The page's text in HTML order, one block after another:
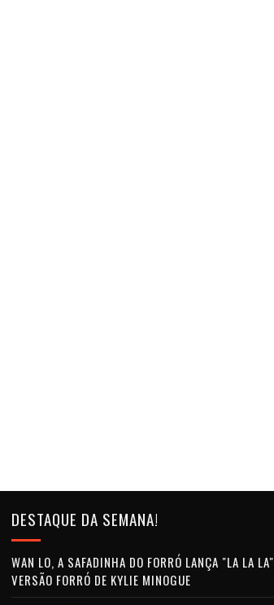
DESTAQUE DA SEMANA!
WAN LO, A SAFADINHA DO FORRÓ LANÇA "LA LA
VERSÃO FORRÓ DE KYLIE MINOGUE